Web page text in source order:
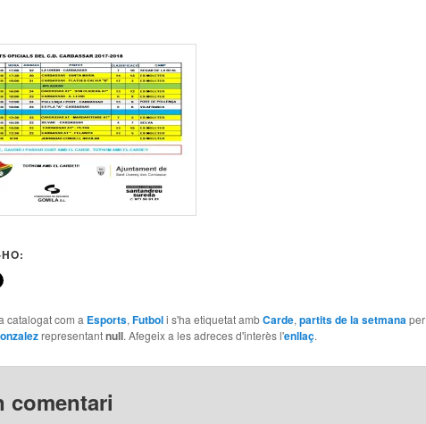
catalogat com a Esports,Futboli s'ha etiquetat ambCarde,partits de la setmanaper
representantnull. Afegeix a les adreces d'interès l'enllaç.
comentari